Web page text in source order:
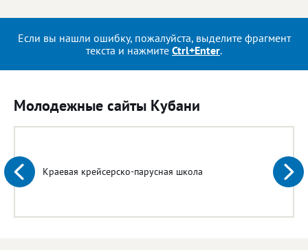
Если вы нашли ошибку, пожалуйста, выделите фрагмент
текста и нажмите Ctrl+Enter.
Молодежные сайты Кубани
Краевая крейсерско-парусная школа